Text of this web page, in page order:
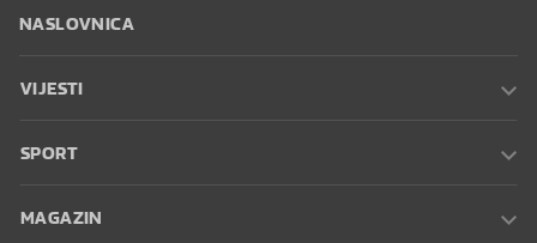
NASLOVNICA
VIJESTI
SPORT
MAGAZIN